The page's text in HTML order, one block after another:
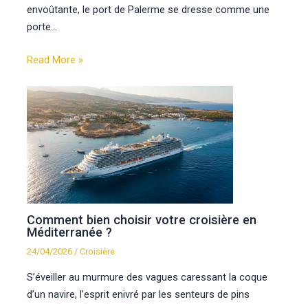
envoûtante, le port de Palerme se dresse comme une
porte…
Read More »
Comment bien choisir votre croisière en
Méditerranée ?
24/04/2026 /Croisière
S’éveiller au murmure des vagues caressant la coque
d’un navire, l’esprit enivré par les senteurs de pins